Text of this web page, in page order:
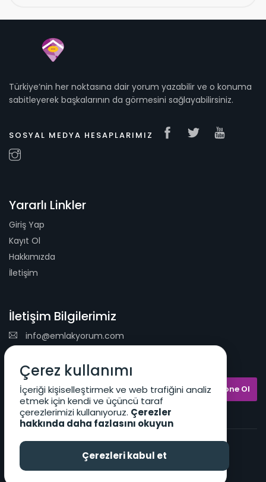
Türkiye’nin her noktasına dair yorum yazabilir ve o konuma
sabitleyerek başkalarının da görmesini sağlayabilirsiniz.
SOSYAL MEDYA HESAPLARIMIZ
Yararlı Linkler
Giriş Yap
Kayıt Ol
Hakkımızda
İletişim
İletişim Bilgilerimiz
info@emlakyorum.com
E-Mail Bülteni
Kullanıcı Sözleşmesi
KVKK Koşulları
2026 © Emlakyorum
Çerez kullanımı
İçeriği kişiselleştirmek ve web trafiğini analiz
etmek için kendi ve üçüncü taraf
çerezlerimizi kullanıyoruz. Çerezler
hakkında daha fazlasını okuyun
Çerezleri kabul et